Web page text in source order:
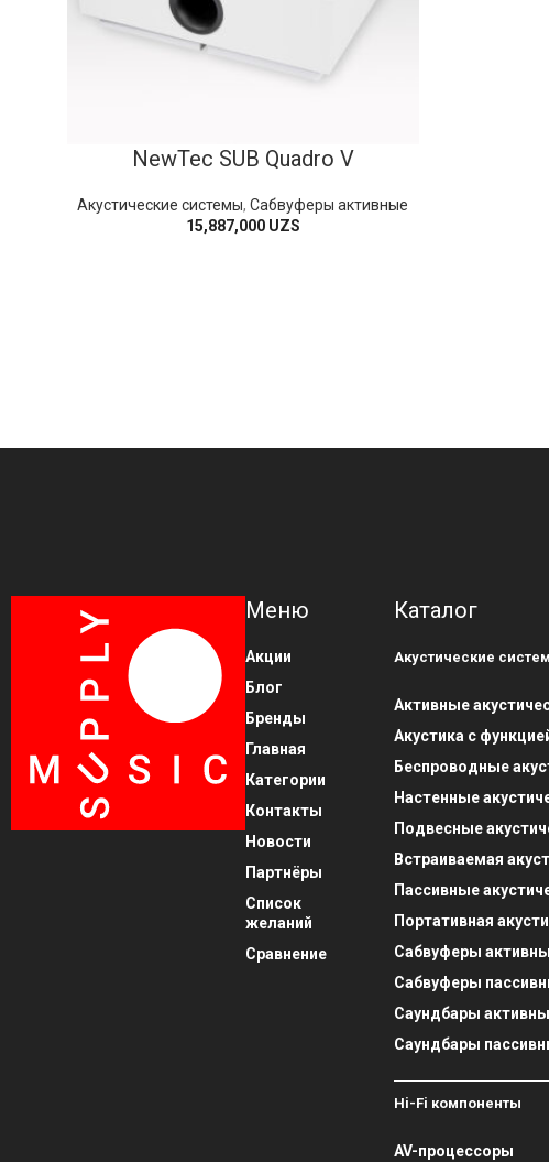
NewTec SUB Quadro V
Акустические системы,Сабвуферы активные
15,887,000 UZS
Меню
Акции
Блог
Бренды
Главная
Категории
Контакты
Новости
Партнёры
Список
желаний
Сравнение
Каталог
Акустические
Активные
Акустика с
Беспроводные
Настенные
Подвесные
Встраиваемая
Пассивные
Портативная
Сабвуферы
Сабвуферы
Саундбары
Саундбары
Hi-Fi компоненты
AV-процессоры